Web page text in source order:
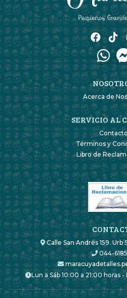
Acerca de
SERVICIO AL
Términos y
Libro de
Calle San Andrés 159. Urb
044-
Lun a Sáb 10:00 a 21:00 horas